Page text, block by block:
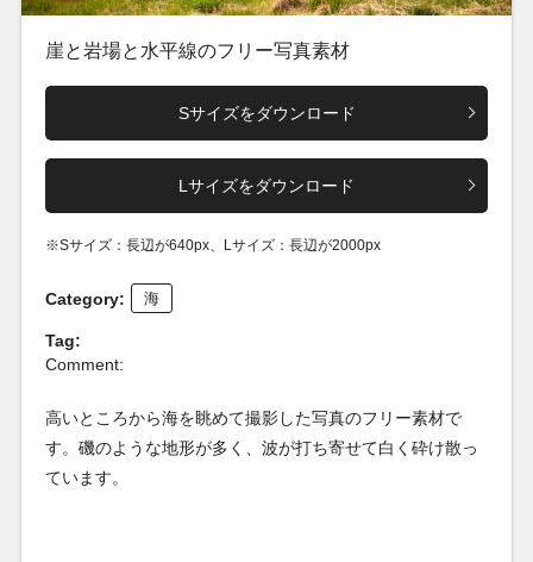
崖と岩場と水平線のフリー写真素材
Sサイズをダウンロード
Lサイズをダウンロード
※Sサイズ：長辺が640px、Lサイズ：長辺が2000px
Category: 海
Tag:
Comment:
高いところから海を眺めて撮影した写真のフリー素材で
す。磯のような地形が多く、波が打ち寄せて白く砕け散っ
ています。